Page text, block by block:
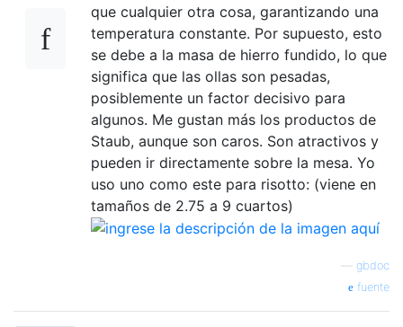
que cualquier otra cosa, garantizando una
temperatura constante. Por supuesto, esto
se debe a la masa de hierro fundido, lo que
significa que las ollas son pesadas,
posiblemente un factor decisivo para
algunos. Me gustan más los productos de
Staub, aunque son caros. Son atractivos y
pueden ir directamente sobre la mesa. Yo
uso uno como este para risotto: (viene en
tamaños de 2.75 a 9 cuartos)
gbdoc
fuente